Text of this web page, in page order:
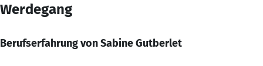
Werdegang
Berufserfahrung von Sabine Gutberlet